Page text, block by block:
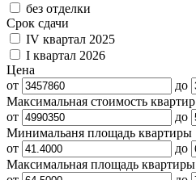
без отделки
Срок сдачи
IV квартал 2025
I квартал 2026
Цена
от
до
Максимальная стоимость квартир
от
до
Минимальаня площадь квартиры
от
до
Максимальная площадь квартиры